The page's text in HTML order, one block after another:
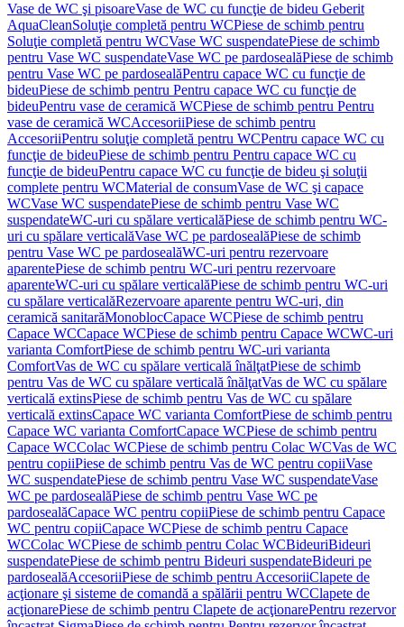
Vase de WC şi pisoareVase de WC cu funcţie de bideu Geberit
AquaCleanSoluţie completă pentru WCPiese de schimb pentru
Soluţie completă pentru WCVase WC suspendatePiese de schimb
pentru Vase WC suspendateVase WC pe pardosealăPiese de schimb
pentru Vase WC pe pardosealăPentru capace WC cu funcţie de
bideuPiese de schimb pentru Pentru capace WC cu funcţie de
bideuPentru vase de ceramică WCPiese de schimb pentru Pentru
vase de ceramică WCAccesoriiPiese de schimb pentru
AccesoriiPentru soluţie completă pentru WCPentru capace WC cu
funcţie de bideuPiese de schimb pentru Pentru capace WC cu
funcţie de bideuPentru capace WC cu funcţie de bideu şi soluţii
complete pentru WCMaterial de consumVase de WC şi capace
WCVase WC suspendatePiese de schimb pentru Vase WC
suspendateWC-uri cu spălare verticalăPiese de schimb pentru WC-
uri cu spălare verticalăVase WC pe pardosealăPiese de schimb
pentru Vase WC pe pardosealăWC-uri pentru rezervoare
aparentePiese de schimb pentru WC-uri pentru rezervoare
aparenteWC-uri cu spălare verticalăPiese de schimb pentru WC-uri
cu spălare verticalăRezervoare aparente pentru WC-uri, din
ceramică sanitarăMonoblocCapace WCPiese de schimb pentru
Capace WCCapace WCPiese de schimb pentru Capace WCWC-uri
varianta ComfortPiese de schimb pentru WC-uri varianta
ComfortVas de WC cu spălare verticală înălţatPiese de schimb
pentru Vas de WC cu spălare verticală înălţatVas de WC cu spălare
verticală extinsPiese de schimb pentru Vas de WC cu spălare
verticală extinsCapace WC varianta ComfortPiese de schimb pentru
Capace WC varianta ComfortCapace WCPiese de schimb pentru
Capace WCColac WCPiese de schimb pentru Colac WCVas de WC
pentru copiiPiese de schimb pentru Vas de WC pentru copiiVase
WC suspendatePiese de schimb pentru Vase WC suspendateVase
WC pe pardosealăPiese de schimb pentru Vase WC pe
pardosealăCapace WC pentru copiiPiese de schimb pentru Capace
WC pentru copiiCapace WCPiese de schimb pentru Capace
WCColac WCPiese de schimb pentru Colac WCBideuriBideuri
suspendatePiese de schimb pentru Bideuri suspendateBideuri pe
pardosealăAccesoriiPiese de schimb pentru AccesoriiClapete de
acţionare şi sisteme de comandă a spălării pentru WCClapete de
acţionarePiese de schimb pentru Clapete de acţionarePentru rezervor